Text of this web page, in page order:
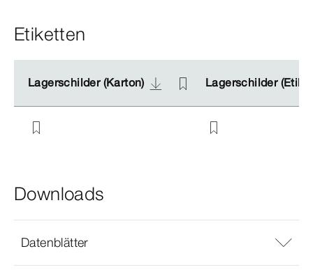
Etiketten
Lagerschilder (Karton) Lagerschilder
Lagerschilder (Karton) Lagerschilder
Downloads
Datenblätter